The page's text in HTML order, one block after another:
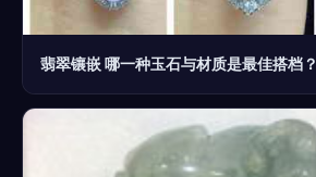
翡翠镶嵌 哪一种玉石与材质是最佳搭档？